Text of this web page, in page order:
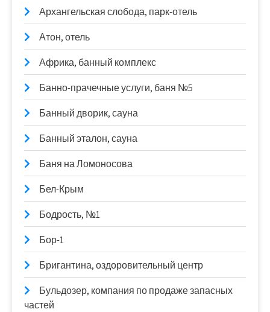
Архангельская слобода, парк-отель
Атон, отель
Африка, банный комплекс
Банно-прачечные услуги, баня №5
Банный дворик, сауна
Банный эталон, сауна
Баня на Ломоносова
Бел-Крым
Бодрость, №1
Бор-1
Бригантина, оздоровительный центр
Бульдозер, компания по продаже запасных
частей